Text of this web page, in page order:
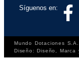
Síguenos en:
Mundo Dotaciones
Diseño: Diseño, Marca